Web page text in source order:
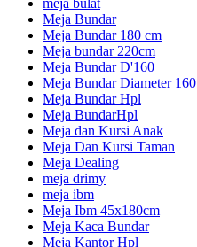
Meja Bundar
Meja Bundar 180 cm
Meja bundar 220cm
Meja Bundar D'160
Meja Bundar Diameter 160
Meja Bundar Hpl
Meja BundarHpl
Meja dan Kursi Anak
Meja Dan Kursi Taman
Meja Dealing
meja drimy
meja ibm
Meja Ibm 45x180cm
Meja Kaca Bundar
Meja Kantor Hpl